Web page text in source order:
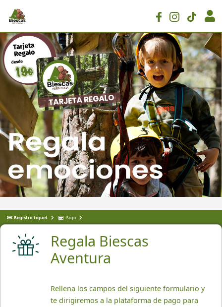
Registro tiquet Pago
Regala Biescas
Aventura
Rellena los campos del siguiente formulario y
te dirigiremos a la plataforma de pago para